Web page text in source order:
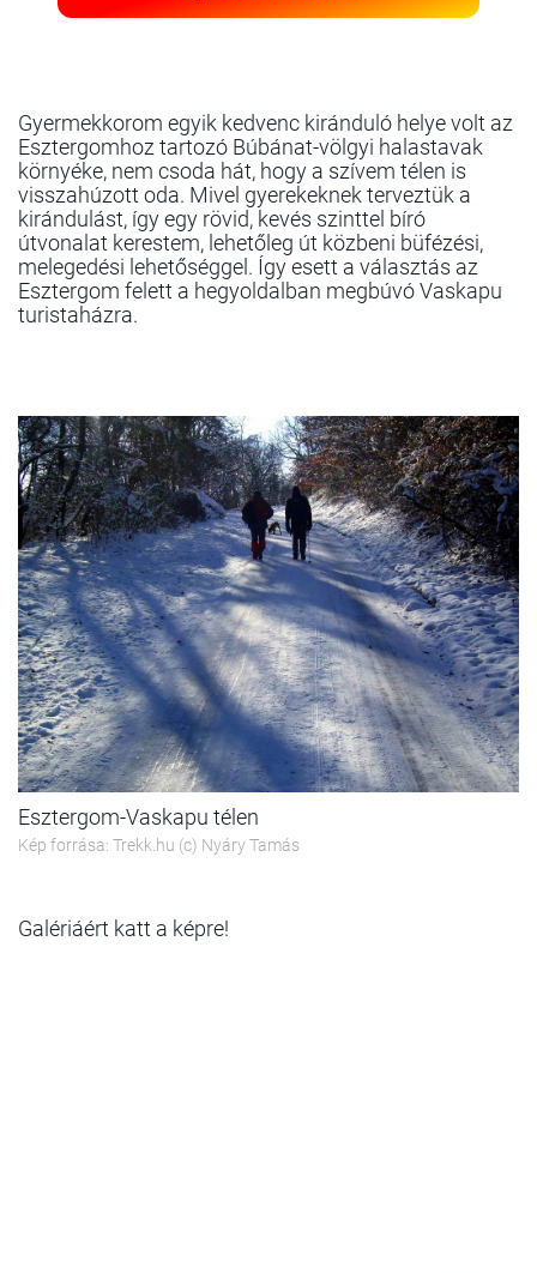
Gyermekkorom egyik kedvenc kiránduló helye volt az
Esztergomhoz tartozó Búbánat-völgyi halastavak
környéke, nem csoda hát, hogy a szívem télen is
visszahúzott oda. Mivel gyerekeknek terveztük a
kirándulást, így egy rövid, kevés szinttel bíró
útvonalat kerestem, lehetőleg út közbeni büfézési,
melegedési lehetőséggel. Így esett a választás az
Esztergom felett a hegyoldalban megbúvó Vaskapu
turistaházra.
Esztergom-Vaskapu télen
Kép forrása: Trekk.hu (c) Nyáry Tamás
Galériáért katt a képre!